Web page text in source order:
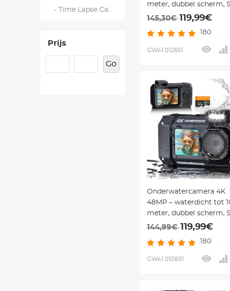
- Time Lapse Cameras
Prijs
Go
meter, dubbel scherm,
noodlicht & 2500mAh –
kinderen
145,30€119,99€
180
GW41.0126S1
Onderwatercamera 4K
48MP – waterdicht tot
meter, dubbel scherm,
noodlicht & 2500mAh –
kinderen
144,99€ 119,99€
180
GW41.0108S1